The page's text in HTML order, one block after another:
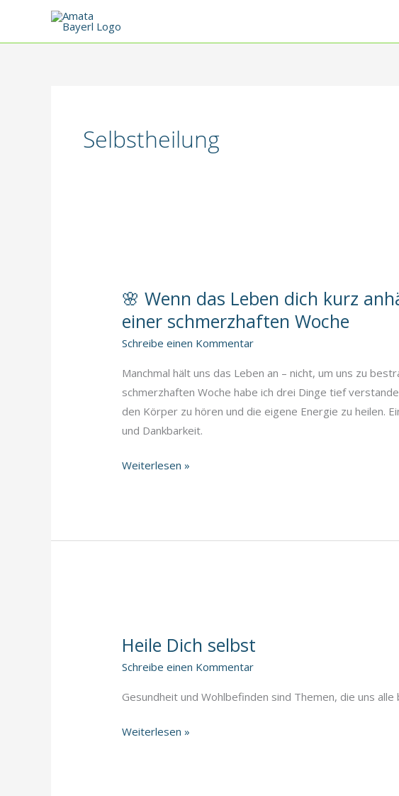
springen
Selbstheilung
🌸 Wenn das Leben dich kurz
einer schmerzhaften Woche
Schreibe einen Kommentar
Manchmal hält uns das Leben an – nicht, um uns zu
schmerzhaften Woche habe ich drei Dinge tief
den Körper zu hören und die eigene Energie zu heilen.
und Dankbarkeit.
🌸
dich
Learnings
aus
einer
schmerzhaften
Weiterlesen »
Heile Dich selbst
Schreibe einen Kommentar
Gesundheit und Wohlbefinden sind Themen, die uns
Heile
Weiterlesen »